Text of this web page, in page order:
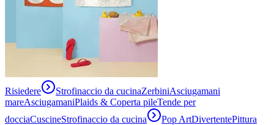
Risiedere Strofinaccio da cucinaZerbiniAsciugamani
mareAsciugamaniPlaids & Coperta pileTende per
docciaCuscineStrofinaccio da cucina Pop ArtDivertentePittura